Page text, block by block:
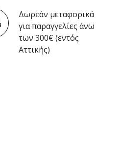
Δωρεάν μεταφορικά
για παραγγελίες άνω
των 300€ (εντός
Αττικής)